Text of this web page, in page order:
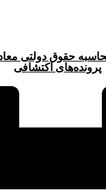
حقوق دولتی
پرونده‌های اکتشافی